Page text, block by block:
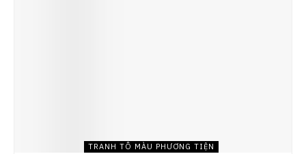
TRANH TÔ MÀU PHƯƠNG TIỆN